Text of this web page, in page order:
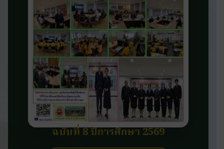
ฉบับที่ 8 ปีการศึกษา 2569